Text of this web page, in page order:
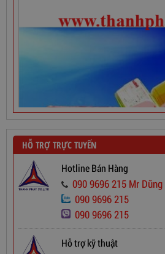
Dây Cáp Điện 1 Ruột Cadivi CV 2,5
HỖ TRỢ TRỰC TUYẾN
Hotline Bán Hàng
090 9696 215 Mr Dũng
090 9696 215
090 9696 215
Hỗ trợ kỹ thuật